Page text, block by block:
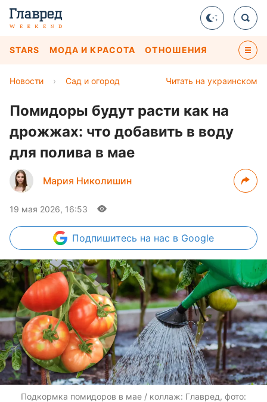
STARS МОДА И КРАСОТА ОТНОШЕНИЯ
Читать на украинском
Новости › Сад и огород
Помидоры будут расти как на
дрожжах: что добавить в воду
для полива в мае
Мария Николишин
19 мая 2026, 16:53
Подпишитесь на нас в Google
Подкормка помидоров в мае / коллаж: Главред, фото: